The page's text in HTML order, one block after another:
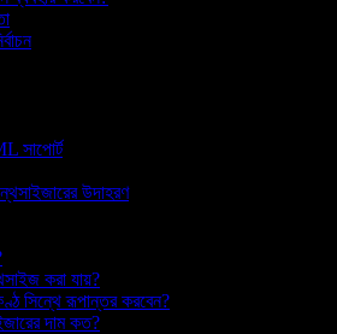
সাপোর্ট
উদাহরণ
করা যায়?
সিন্থে রূপান্তর করবেন?
দাম কত?